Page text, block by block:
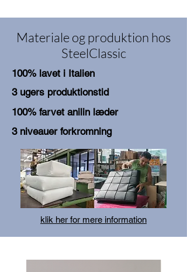
Materiale og produktion hos
SteelClassic
100% lavet i Italien
3 ugers produktionstid
100% farvet anilin læder
3 niveauer forkromning
klik her for mere information